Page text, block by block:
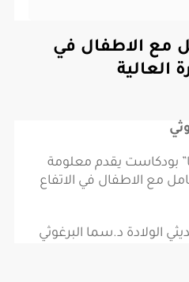
مع الاطفال في
العالية
بودكاست يقدم معلومة
مع الاطفال في الاتفاع
الولادة د.سما البرغوثي